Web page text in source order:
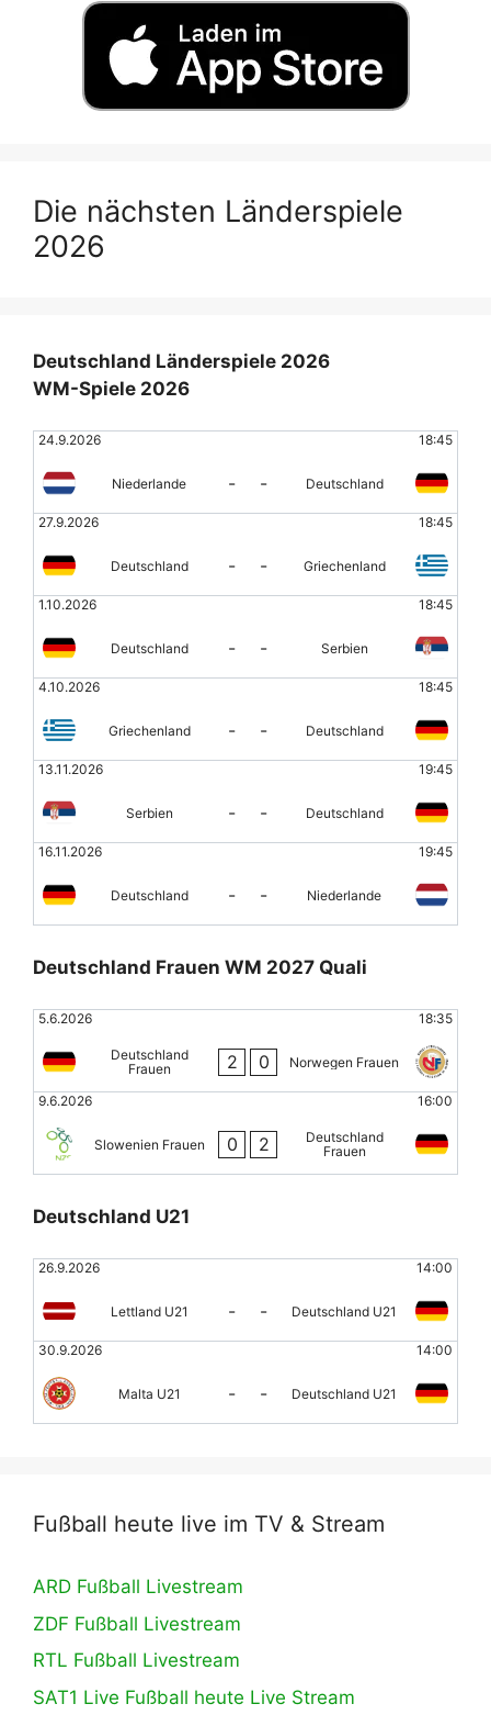
Die nächsten Länderspiele
2026
Deutschland Länderspiele 2026
WM-Spiele 2026
24.9.2026 18:45
Niederlande - - Deutschland
27.9.2026 18:45
Deutschland - - Griechenland
1.10.2026 18:45
Deutschland - - Serbien
4.10.2026 18:45
Griechenland - - Deutschland
13.11.2026 19:45
Serbien - - Deutschland
16.11.2026 19:45
Deutschland - - Niederlande
Deutschland Frauen WM 2027 Quali
5.6.2026 18:35
Deutschland
Frauen
2 0 Norwegen Frauen
9.6.2026 16:00
Slowenien Frauen 0 2
Deutschland
Frauen
Deutschland U21
26.9.2026 14:00
Lettland U21 - - Deutschland U21
30.9.2026 14:00
Malta U21 - - Deutschland U21
Fußball heute live im TV & Stream
ARD Fußball Livestream
ZDF Fußball Livestream
RTL Fußball Livestream
SAT1 Live Fußball heute Live Stream